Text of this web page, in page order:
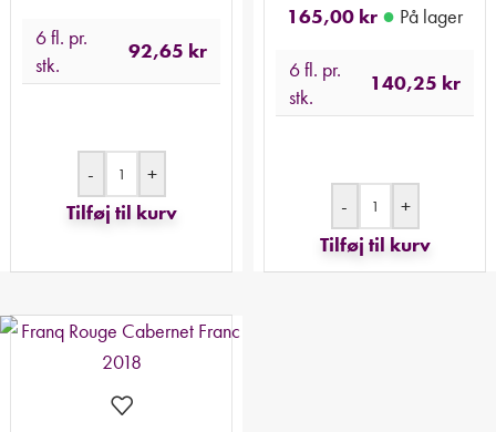
6 fl. pr.
stk.
92,65 kr
-
+
Tilføj til kurv
165,00 kr ● På lager
6 fl. pr.
stk.
140,25 kr
-
+
Tilføj til kurv